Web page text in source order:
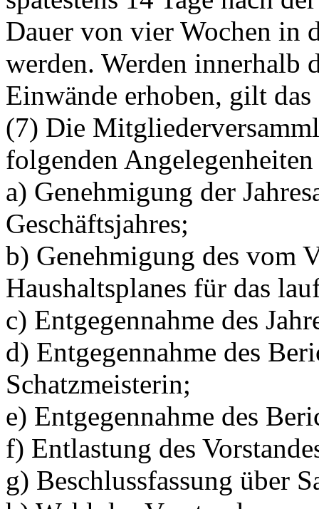
Dauer von vier Wochen in
werden. Werden innerhalb
Einwände erhoben, gilt
(7) Die
folgenden
a) Genehmigung der
Geschäftsjahres;
b) Genehmigung des vom
Haushaltsplanes für das
c) Entgegennahme des
d) Entgegennahme des
Schatzmeisterin;
e) Entgegennahme des
f) Entlastung des
g) Beschlussfassung über